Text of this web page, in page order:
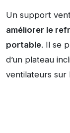
Un support
améliorer le
portable. Il se
d’un plateau
ventilateurs sur